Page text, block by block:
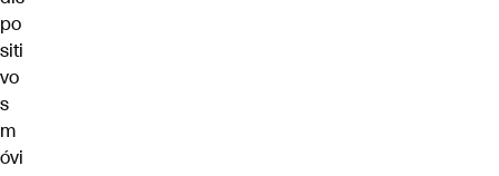
po
siti
vo
s
m
óvi